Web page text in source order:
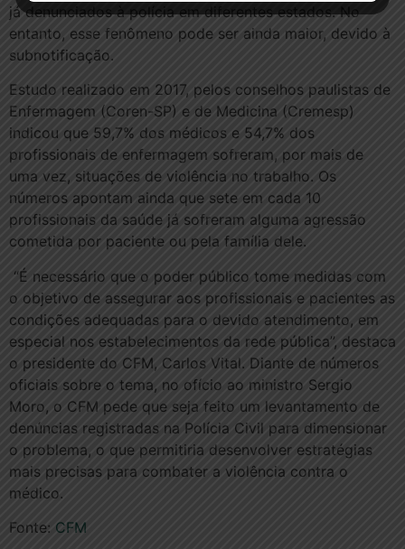
já denunciados à polícia em diferentes estados. No
entanto, esse fenômeno pode ser ainda maior, devido à
subnotificação.
Estudo realizado em 2017, pelos conselhos paulistas de
Enfermagem (Coren-SP) e de Medicina (Cremesp)
indicou que 59,7% dos médicos e 54,7% dos
profissionais de enfermagem sofreram, por mais de
uma vez, situações de violência no trabalho. Os
números apontam ainda que sete em cada 10
profissionais da saúde já sofreram alguma agressão
cometida por paciente ou pela família dele.
“É necessário que o poder público tome medidas com
o objetivo de assegurar aos profissionais e pacientes as
condições adequadas para o devido atendimento, em
especial nos estabelecimentos da rede pública”, destaca
o presidente do CFM, Carlos Vital. Diante de números
oficiais sobre o tema, no ofício ao ministro Sergio
Moro, o CFM pede que seja feito um levantamento de
denúncias registradas na Polícia Civil para dimensionar
o problema, o que permitiria desenvolver estratégias
mais precisas para combater a violência contra o
médico.
Fonte: CFM